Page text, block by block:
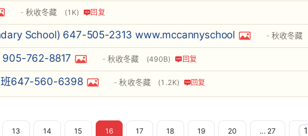
秋收冬藏 (1K) 回复
School) 647-505-2313 www.mccannyschool 秋收冬藏
905-762-8817 秋收冬藏 (490B) 回复
班647-560-6398 秋收冬藏 (1.2K) 回复
13 14 15 16 17 18 19 20 ... 27